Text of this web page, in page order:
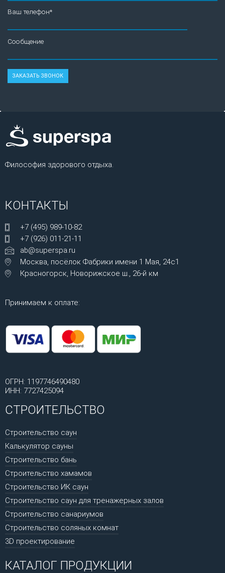
Ваш телефон*
Сообщение
Философия здорового отдыха.
КОНТАКТЫ
+7 (495) 989-10-82
+7 (926) 011-21-11
ab@superspa.ru
Москва, посёлок Фабрики имени 1 Мая, 24с1
Красногорск, Новорижское ш., 26-й км
Принимаем к оплате:
ОГРН: 1197746490480
ИНН: 7727425094
СТРОИТЕЛЬСТВО
Строительство саун
Калькулятор сауны
Строительство бань
Строительство хамамов
Строительство ИК саун
Строительство саун для тренажерных залов
Строительство санариумов
Строительство соляных комнат
3D проектирование
КАТАЛОГ ПРОДУКЦИИ